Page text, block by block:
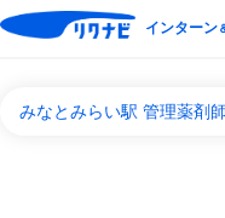
インターン
みなとみらい駅 管理薬剤